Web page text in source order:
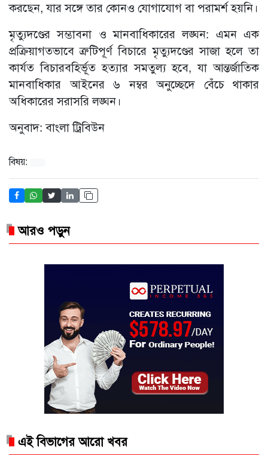
করছেন, যার সঙ্গে তার কোনও যোগাযোগ বা পরামর্শ হয়নি।
মৃত্যুদণ্ডের সম্ভাবনা ও মানবাধিকারের লঙ্ঘন: এমন এক
প্রক্রিয়াগতভাবে ত্রুটিপূর্ণ বিচারে মৃত্যুদণ্ডের সাজা হলে তা
কার্যত বিচারবহির্ভূত হত্যার সমতুল্য হবে, যা আন্তর্জাতিক
মানবাধিকার আইনের ৬ নম্বর অনুচ্ছেদে বেঁচে থাকার
অধিকারের সরাসরি লঙ্ঘন।
অনুবাদ: বাংলা ট্রিবিউন
বিষয়:
আরও পড়ুন
এই বিভাগের আরো খবর